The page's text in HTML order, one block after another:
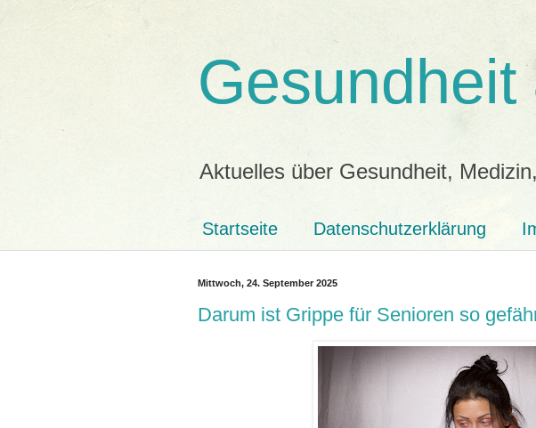
Aktuelles über Gesundheit,
Startseite Datenschutzerklärung
Mittwoch, 24. September 2025
Darum ist Grippe für Senioren so